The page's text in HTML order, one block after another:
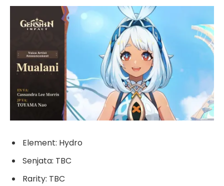
Element: Hydro
Senjata: TBC
Rarity: TBC